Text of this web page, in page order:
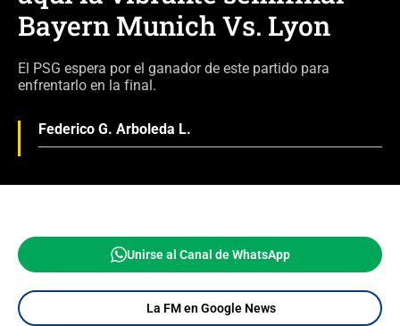
Bayern Munich Vs. Lyon
El PSG espera por el ganador de este partido para
enfrentarlo en la final.
Federico G. Arboleda L.
Unirse al Canal de WhatsApp
La FM en Google News